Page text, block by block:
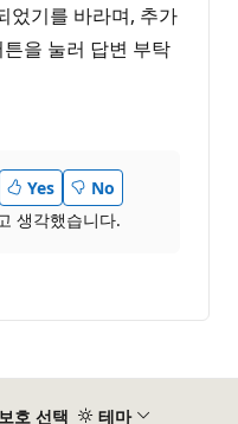
었기를 바라며, 추가
을 눌러 답변 부탁
Yes
No
생각했습니다.
호 선택 테마